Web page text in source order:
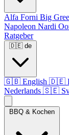
Alfa Forni Big
Napoleon Nardi
Ratgeber
🇩🇪 de
🇬🇧 English 🇩🇪
Nederlands 🇸🇪